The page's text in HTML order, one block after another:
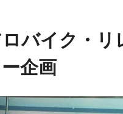
バイク・
企画